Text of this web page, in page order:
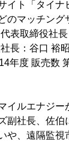
イト「タイナ
のマッチン
表取締役社
長：谷口 裕
年度 販売数
ルエナジー
社長、佐伯
や、遠隔監